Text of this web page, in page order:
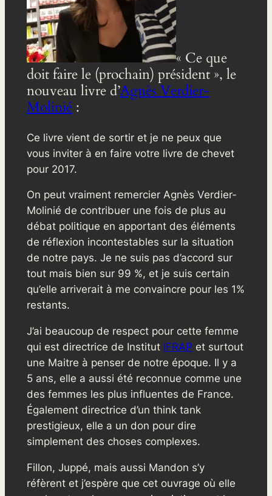
« Ce que
doit faire le (prochain) président », le
nouveau livre d’Agnès Verdier-
Molinié:
Ce livre vient de sortir et je ne peux que
vous inviter à en faire votre livre de chevet
pour 2017.
On peut vraiment remercier Agnès Verdier-
Molinié de contribuer une fois de plus au
débat politique en apportant des éléments
de réflexion incontestables sur la situation
de notre pays. Je ne suis pas d’accord sur
tout mais bien sur 99 %, et je suis certain
qu’elle arriverait à me convaincre pour les 1%
restants.
J’ai beaucoup de respect pour cette femme
qui est directrice de Institut IFRAP et surtout
une Maitre à penser de notre époque. Il y a
5 ans, elle a aussi été reconnue comme une
des femmes les plus influentes de France.
Également directrice d’un think tank
prestigieux, elle a un don pour dire
simplement des choses complexes.
Fillon, Juppé, mais aussi Mandon s’y
réfèrent et j’espère que cet ouvrage où elle